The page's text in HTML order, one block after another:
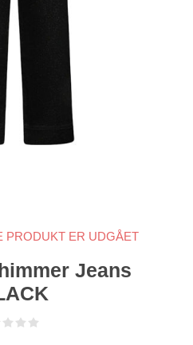
PRODUKT ER UDGÅET
Jeans